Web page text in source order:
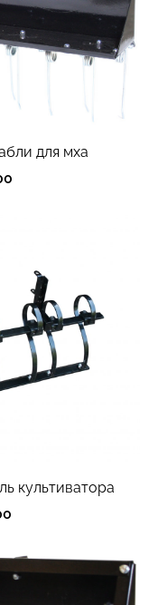
для мха
культиватора